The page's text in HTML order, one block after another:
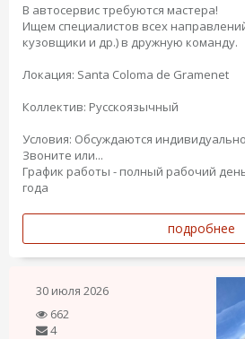
В автосервис требуются мастера!
Ищем специалистов всех
кузовщики и др.) в дружную команду.
Локация: Santa Coloma de Gramenet
Коллектив: Русскоязычный
Условия: Обсуждаются
Звоните или...
График работы - полный рабочий
года
подробнее
30 июля 2026
662
4